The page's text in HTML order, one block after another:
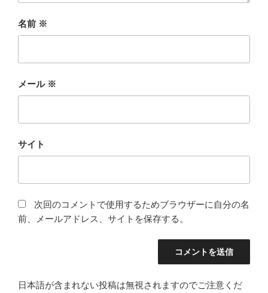
名前 ※
メール ※
サイト
次回のコメントで使用するためブラウザーに自分の名
前、メールアドレス、サイトを保存する。
日本語が含まれない投稿は無視されますのでご注意くだ